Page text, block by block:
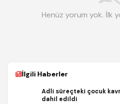
Henüz yorum yok. İlk
İlgili Haberler
Adli süreçteki çocuk
dahil edildi